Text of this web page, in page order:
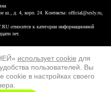
использует cookie для
пользователей. Вы
cookie в настройках своего
ш., д. 4, корп. 24. Контакты: official@srsly.ru,
относится к категории информационной
лет.